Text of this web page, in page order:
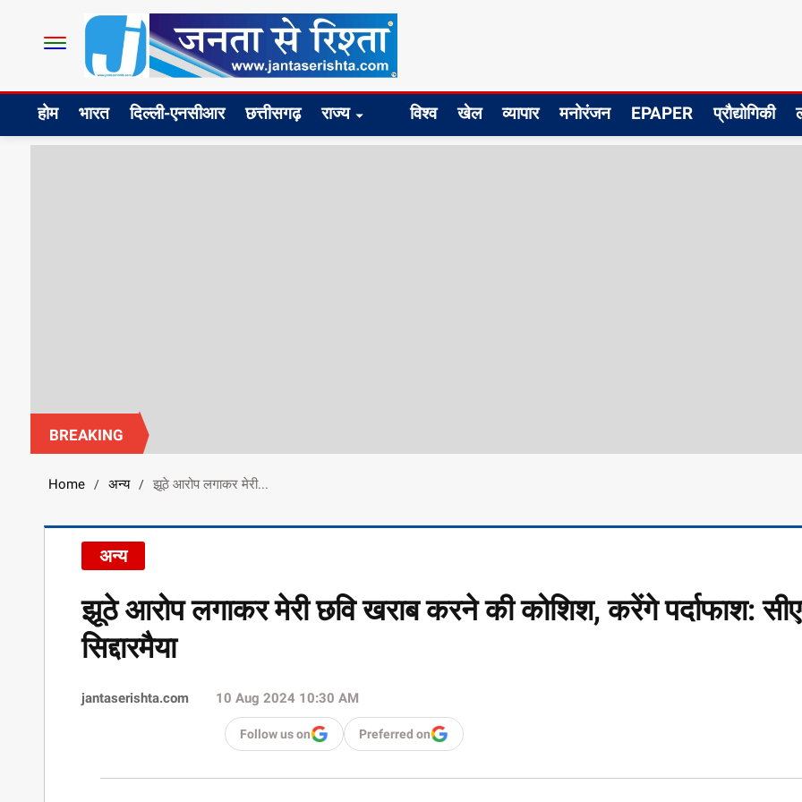
होम भारत दिल्ली-एनसीआर छत्तीसगढ़ राज्य विश्व खेल व्यापार मनोरंजन EPAPER प्रौद्योगिकी
BREAKING
Home / अन्य / झूठे आरोप लगाकर मेरी...
अन्य
झूठे आरोप लगाकर मेरी छवि खराब करने की कोशिश, करेंगे पर्दाफाश:
सिद्दारमैया
jantaserishta.com 10 Aug 2024 10:30 AM
Follow us on Preferred on